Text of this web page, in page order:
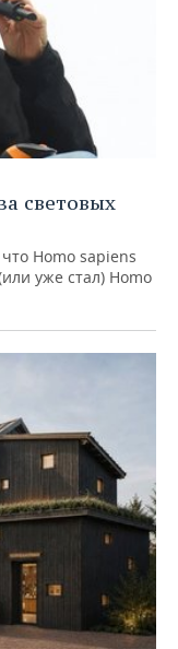
световых
Homo sapiens
уже стал) Homo